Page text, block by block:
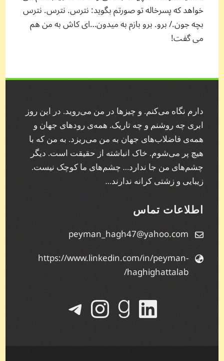
خواهد که پسرخاله تو صورتم بگوید: نترس. نترس. نترس
بچه جون./ برو. برو بازم به میدون…ای کاش به من هم
می گفت!
دارم نگاه می‌کنم. و چیز‌ها در من می‌روید. در این روز
ابری چه روشنم و چه تاریک. همه‌ی رودهای جهان و
همه‌ی فاضلاب‌های جهان به من می‌ریزد. به من که با
هیچ پر می‌شوم. خاک انباشته از حقیقت است. دیگر
چشم‌های من جا ندارد… چشم‌های ما کوچک نیست.
زیبایی و زشتی کرانه ندارند…
اطلاعات تماس
peyman_hagh47@yahoo.com
https://www.linkedin.com/in/peyman-
haghighattalab/
لینکداین
گودریدز
اینستاگرم
تلگرام